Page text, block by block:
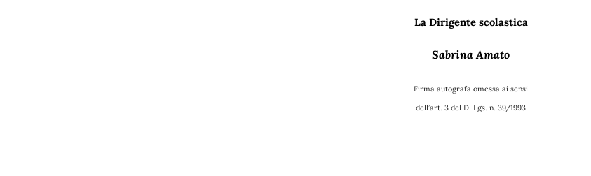
La Dirigente scolastica
Sabrina Amato
Firma autografa omessa ai sensi
dell’art. 3 del D. Lgs. n. 39/1993